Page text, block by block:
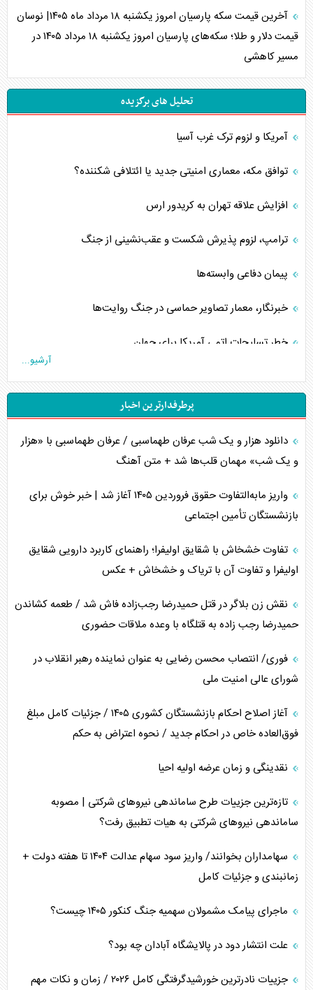
آخرین قیمت سکه پارسیان امروز یکشنبه ۱۸ مرداد ماه ۱۴۰۵| نوسان
قیمت دلار و طلا؛ سکه‌های پارسیان امروز یکشنبه ۱۸ مرداد ۱۴۰۵ در
مسیر کاهشی
تحلیل های برگزیده
آمریکا و لزوم ترک غرب آسیا
توافق مکه، معماری امنیتی جدید یا ائتلافی شکننده؟
افزایش علاقه تهران به کریدور ارس
ترامپ، لزوم پذیرش شکست و عقب‌نشینی از جنگ
پیمان دفاعی‌ وابسته‌ها
خبرنگار، معمار تصاویر حماسی در جنگ روایت‌ها
خطر تسلیحات اتمی آمریکا برای جهان
چگونه عربستان برابر ایران دچار خطای محاسباتی شد؟
جاده ابریشم فضایی/ نفوذ راهبردی و فرازمینی چین
انصارالله و تثبیت معادله «محاصره برابر محاصره»
مصالحه نافرجام سعودی – اماراتی
محدودیت صادرات نفت عربستان
چگونه مقاومت صحنه جنگ را تغییر می‌دهد؟
جنگ رمضان و معضل حضور نظامیان آمریکایی
تحلیل جامع پدیده تراستی‌ها
تأثیر جنگ ایران و آمریکا بر اقتصاد جهانی
آرشیو...
پرطرفدارترین اخبار
دانلود هزار و یک شب عرفان طهماسبی / عرفان طهماسبی با «هزار
و یک شب» مهمان قلب‌ها شد + متن آهنگ
واریز مابه‌التفاوت حقوق فروردین ۱۴۰۵ آغاز شد | خبر خوش برای
بازنشستگان تأمین اجتماعی
تفاوت خشخاش با شقایق اولیفرا؛ راهنمای کاربرد دارویی شقایق
اولیفرا و تفاوت آن با تریاک و خشخاش + عکس
نقش زن بلاگر در قتل حمیدرضا رجب‌زاده فاش شد / طعمه کشاندن
حمیدرضا رجب زاده به قتلگاه با وعده ملاقات حضوری
فوری/ انتصاب محسن رضایی به عنوان نماینده رهبر انقلاب در
شورای عالی امنیت ملی
آغاز اصلاح احکام بازنشستگان کشوری ۱۴۰۵ / جزئیات کامل مبلغ
فوق‌العاده خاص در احکام جدید / نحوه اعتراض به حکم
نقدینگی و زمان عرضه اولیه احیا
تازه‌ترین جزییات طرح ساماندهی نیرو‌های شرکتی | مصوبه
ساماندهی نیرو‌های شرکتی به هیات تطبیق رفت؟
سهامداران بخوانند/ واریز سود سهام عدالت ۱۴۰۴ تا هفته دولت +
زمانبندی و جزئیات کامل
ماجرای پیامک مشمولان سهمیه جنگ کنکور ۱۴۰۵ چیست؟
علت انتشار دود در پالایشگاه آبادان چه بود؟
جزییات نادرترین خورشیدگرفتگی کامل ۲۰۲۶ / زمان و نکات مهم